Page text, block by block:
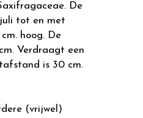
De
tot en met
hoog. De
Verdraagt een
is 30 cm.
(vrijwel)